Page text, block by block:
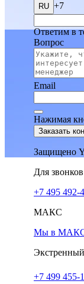
RU +7
Ответим в
Вопрос
Email
Нажимая
Заказать
Защищено
Для
+7 495 492-
МАКС
Мы в
+7 499 455-